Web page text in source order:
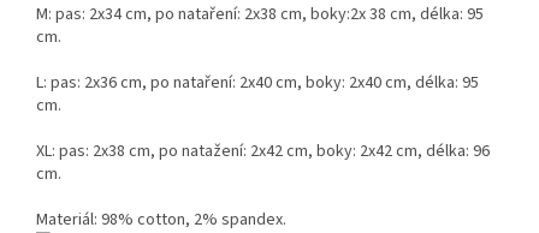
M: pas: 2x34 cm, po nataření: 2x38 cm, boky:2x 38 cm, délka: 95
cm.
L: pas: 2x36 cm, po nataření: 2x40 cm, boky: 2x40 cm, délka: 95
cm.
XL: pas: 2x38 cm, po natažení: 2x42 cm, boky: 2x42 cm, délka: 96
cm.
Materiál: 98% cotton, 2% spandex.